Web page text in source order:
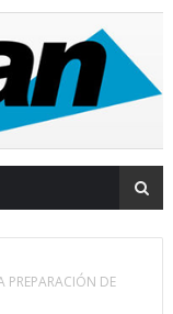
PREPARACIÓN DE